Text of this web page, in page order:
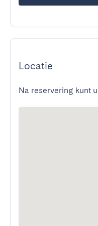
Locatie
Na reservering kunt